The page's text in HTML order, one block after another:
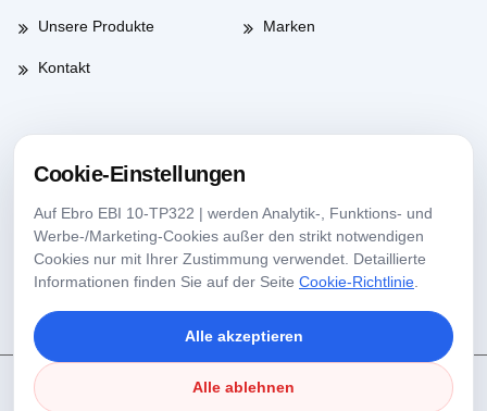
Unsere Produkte Marken
Kontakt
Arbeitszeiten
Werktage 08:00-17:30
Cookie-Einstellungen
Auf Ebro EBI 10-TP322 | werden Analytik-, Funktions- und
Werbe-/Marketing-Cookies außer den strikt notwendigen
Cookies nur mit Ihrer Zustimmung verwendet. Detaillierte
Informationen finden Sie auf der Seite Cookie-Richtlinie
Alle akzeptieren
Alle ablehnen